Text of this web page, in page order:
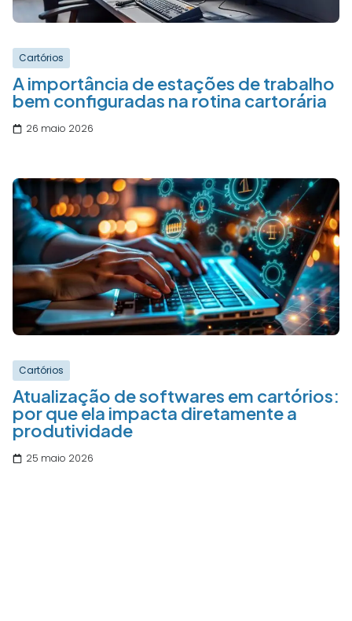
Cartórios
A importância de estações de trabalho
bem configuradas na rotina cartorária
26 maio 2026
Cartórios
Atualização de softwares em cartórios:
por que ela impacta diretamente a
produtividade
25 maio 2026